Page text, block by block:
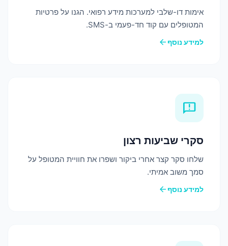
אימות דו-שלבי למערכות מידע רפואי. הגנו על פרטיות
המטופלים עם קוד חד-פעמי ב-SMS.
למידע נוסףarrow_back
feedback
סקרי שביעות רצון
שלחו סקר קצר אחרי ביקור ושפרו את חוויית המטופל על
סמך משוב אמיתי.
למידע נוסףarrow_back